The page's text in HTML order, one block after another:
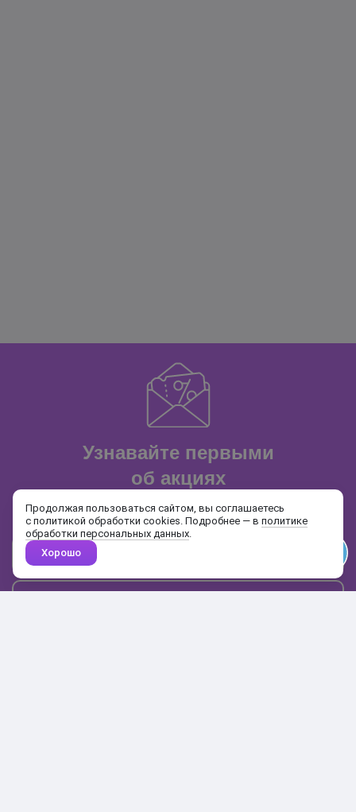
Узнавайте первыми
об акциях
и распродажах
Почта
Продолжая пользоваться сайтом, вы соглашаетесь
с политикой обработки cookies. Подробнее — в политике
обработки персональных данных.
Хорошо